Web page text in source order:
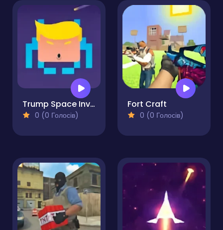
Trump Space Invaders
0 (0 Голосів)
Fort Craft
0 (0 Голосів)